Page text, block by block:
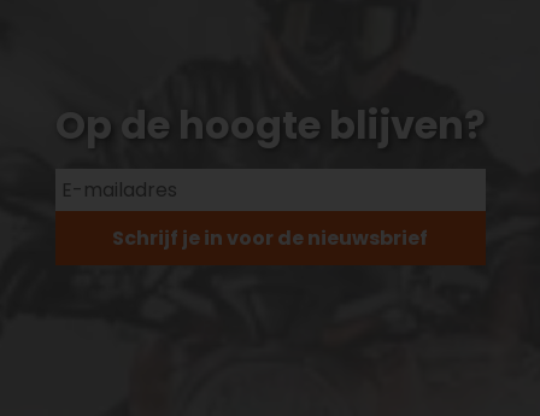
Op de hoogte blijven?
Schrijf je in voor de nieuwsbrief